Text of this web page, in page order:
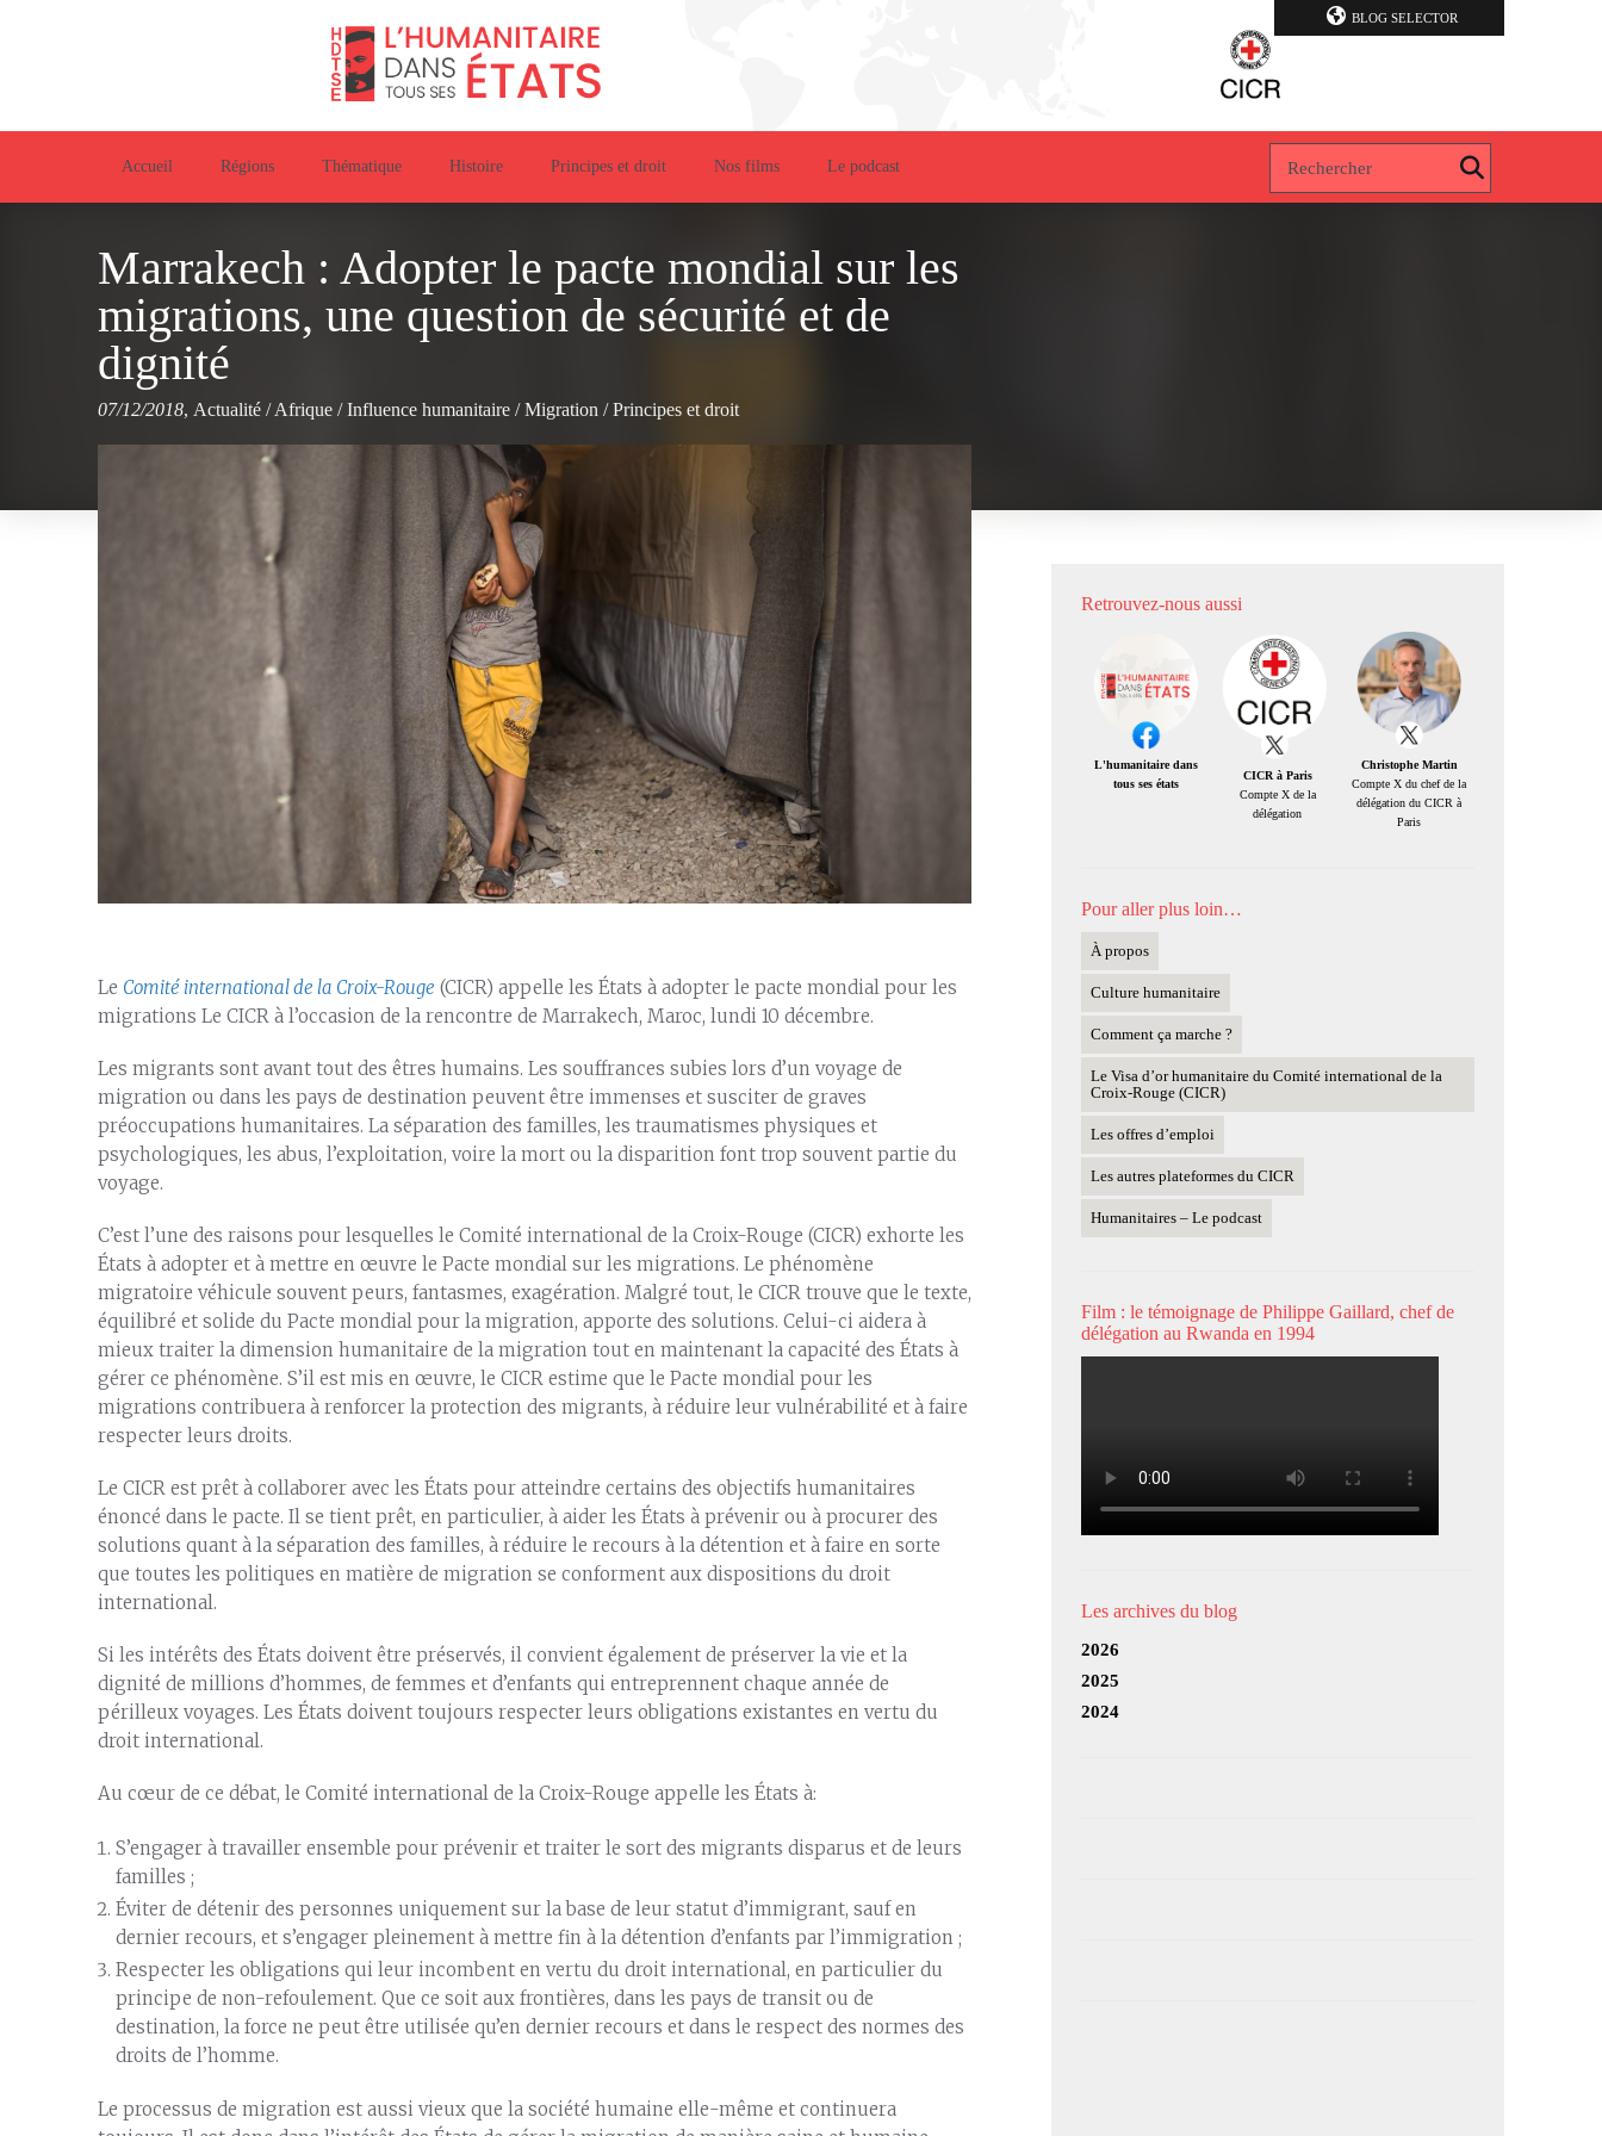
BLOG SELECTOR
Accueil Régions Thématique Histoire Principes et droit Nos films Le podcast
Marrakech : Adopter le pacte mondial sur les
migrations, une question de sécurité et de
dignité
07/12/2018, Actualité /Afrique /Influence humanitaire /Migration /Principes et droit
Le Comité international de la Croix-Rouge (CICR) appelle les États à adopter le pacte mondial pour les
migrations Le CICR à l’occasion de la rencontre de Marrakech, Maroc, lundi 10 décembre.
Les migrants sont avant tout des êtres humains. Les souffrances subies lors d’un voyage de
migration ou dans les pays de destination peuvent être immenses et susciter de graves
préoccupations humanitaires. La séparation des familles, les traumatismes physiques et
psychologiques, les abus, l’exploitation, voire la mort ou la disparition font trop souvent partie du
voyage.
C’est l’une des raisons pour lesquelles le Comité international de la Croix-Rouge (CICR) exhorte les
États à adopter et à mettre en œuvre le Pacte mondial sur les migrations. Le phénomène
migratoire véhicule souvent peurs, fantasmes, exagération. Malgré tout, le CICR trouve que le texte,
équilibré et solide du Pacte mondial pour la migration, apporte des solutions. Celui-ci aidera à
mieux traiter la dimension humanitaire de la migration tout en maintenant la capacité des États à
gérer ce phénomène. S’il est mis en œuvre, le CICR estime que le Pacte mondial pour les
migrations contribuera à renforcer la protection des migrants, à réduire leur vulnérabilité et à faire
respecter leurs droits.
Le CICR est prêt à collaborer avec les États pour atteindre certains des objectifs humanitaires
énoncé dans le pacte. Il se tient prêt, en particulier, à aider les États à prévenir ou à procurer des
solutions quant à la séparation des familles, à réduire le recours à la détention et à faire en sorte
que toutes les politiques en matière de migration se conforment aux dispositions du droit
international.
Si les intérêts des États doivent être préservés, il convient également de préserver la vie et la
dignité de millions d’hommes, de femmes et d’enfants qui entreprennent chaque année de
périlleux voyages. Les États doivent toujours respecter leurs obligations existantes en vertu du
droit international.
Au cœur de ce débat, le Comité international de la Croix-Rouge appelle les États à:
S’engager à travailler ensemble pour prévenir et traiter le sort des migrants disparus et de leurs
familles ;
Éviter de détenir des personnes uniquement sur la base de leur statut d’immigrant, sauf en
dernier recours, et s’engager pleinement à mettre fin à la détention d’enfants par l’immigration ;
Respecter les obligations qui leur incombent en vertu du droit international, en particulier du
principe de non-refoulement. Que ce soit aux frontières, dans les pays de transit ou de
destination, la force ne peut être utilisée qu’en dernier recours et dans le respect des normes des
droits de l’homme.
Le processus de migration est aussi vieux que la société humaine elle-même et continuera
Retrouvez-nous aussi
L'humanitaire dans
tous ses états
CICR à Paris
Compte X de la
délégation
Christophe Martin
Compte X du chef de la
délégation du CICR à
Paris
Pour aller plus loin…
À propos
Culture humanitaire
Comment ça marche ?
Le Visa d’or humanitaire du Comité international de la
Croix-Rouge (CICR)
Les offres d’emploi
Les autres plateformes du CICR
Humanitaires – Le podcast
Film : le témoignage de Philippe Gaillard, chef de
délégation au Rwanda en 1994
Les archives du blog
2026
2025
2024